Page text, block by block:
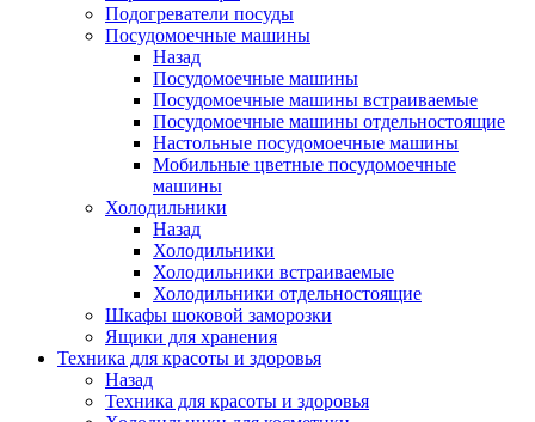
Подогреватели посуды
Посудомоечные машины
Назад
Посудомоечные машины
Посудомоечные машины встраиваемые
Посудомоечные машины отдельностоящие
Настольные посудомоечные машины
Мобильные цветные посудомоечные
машины
Холодильники
Назад
Холодильники
Холодильники встраиваемые
Холодильники отдельностоящие
Шкафы шоковой заморозки
Ящики для хранения
Техника для красоты и здоровья
Назад
Техника для красоты и здоровья